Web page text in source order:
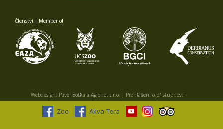
Členství | Member of
Webdesign: Pavel Botka a Agionet s.r.o. | Prohlášení o přístupnosti
Zoo Akva-Tera